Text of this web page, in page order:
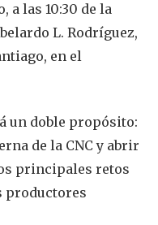
a las 10:30 de la
L. Rodríguez,
en el
un doble propósito:
de la CNC y abrir
principales retos
productores